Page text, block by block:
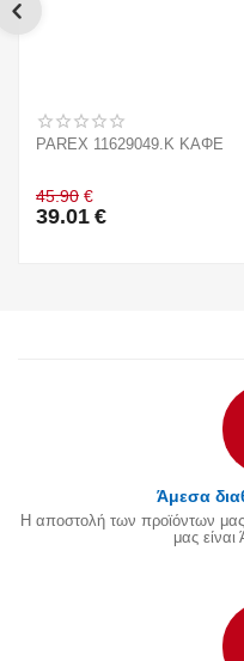
PAREX 11629049.K ΚΑΦΕ
45.90 €
39.01 €
Άμεσα
Η αποστολή των προϊόντων
μας